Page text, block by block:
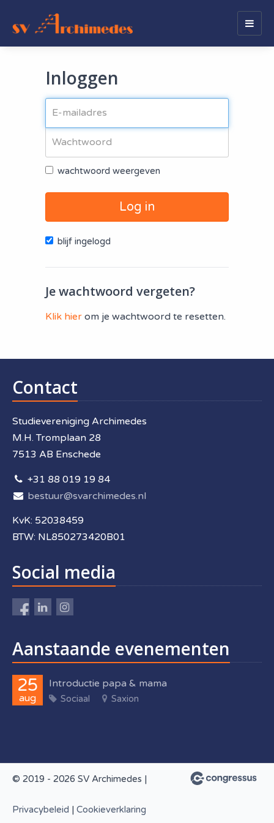
Inloggen
wachtwoord weergeven
Log in
blijf ingelogd
Je wachtwoord vergeten?
Klik hier om je wachtwoord te resetten.
Contact
Studievereniging Archimedes
M.H. Tromplaan 28
7513 AB Enschede
+31 88 019 19 84
bestuur@svarchimedes.nl
KvK: 52038459
BTW: NL850273420B01
Social media
Aanstaande evenementen
25
aug
Introductie papa & mama
Sociaal Saxion
© 2019 - 2026 SV Archimedes |
Privacybeleid | Cookieverklaring